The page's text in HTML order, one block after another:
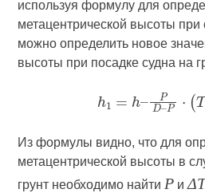
используя формулу для
метацентрической высоты при
можно определить новое
высоты при посадке судна на
Из формулы видно, что для
метацентрической высоты в
грунт необходимо найти P и